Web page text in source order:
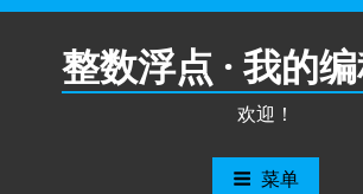
跳
整数浮点 · 我的
欢迎！
菜单